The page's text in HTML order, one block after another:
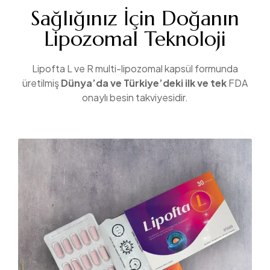
Sağlığınız İçin Doğanın
Lipozomal Teknoloji
Lipofta L ve R multi-lipozomal kapsül formunda
üretilmişDünya’da ve Türkiye’deki ilk ve tekFDA
onaylı besin takviyesidir.